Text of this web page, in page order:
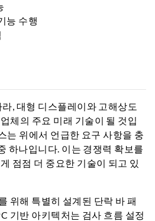
능 수행
, 대형 디스플레이와 고해상도
체의 주요 미래 기술이 될 것입
는 위에서 언급한 요구 사항을 충
하나입니다. 이는 경쟁력 확보를
점점 더 중요한 기술이 되고 있
위해 특별히 설계된 단락 바 패
기반 아키텍처는 검사 흐름 설정